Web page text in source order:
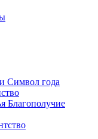
Символ года
Благополучие